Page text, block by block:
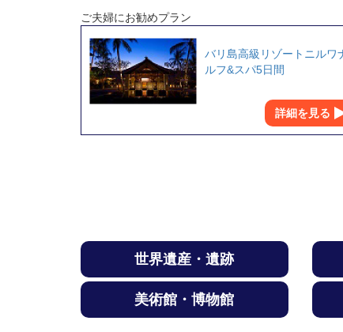
ご夫婦にお勧めプラン
バリ島高級リゾートニルワ
ルフ&スパ5日間
詳細を見る
世界遺産・遺跡
美術館・博物館